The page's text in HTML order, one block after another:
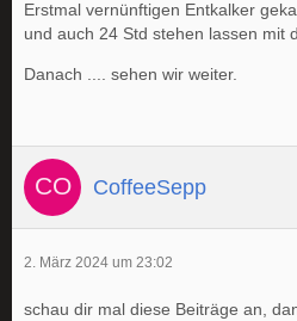
Erstmal vernünftigen Entkalker
und auch 24 Std stehen lassen mit
Danach .... sehen wir weiter.
CoffeeSepp
2. März 2024 um 23:02
schau dir mal diese Beiträge an,